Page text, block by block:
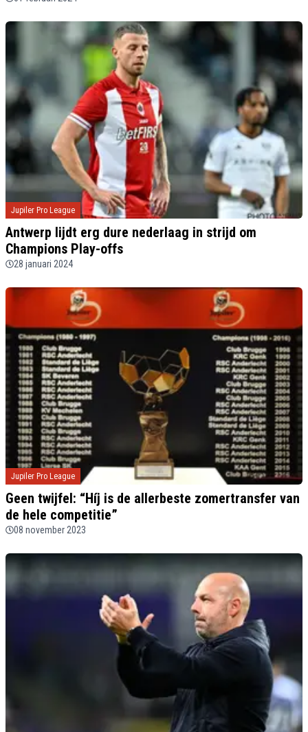
Jupiler Pro League
Antwerp lijdt erg dure nederlaag in strijd om
Champions Play-offs
28 januari 2024
Jupiler Pro League
Geen twijfel: “Híj is de allerbeste zomertransfer van
de hele competitie”
08 november 2023